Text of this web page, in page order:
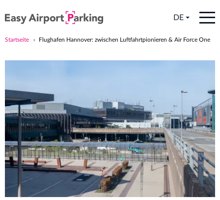
DE
Startseite Flughafen Hannover: zwischen Luftfahrtpionieren & Air Force One